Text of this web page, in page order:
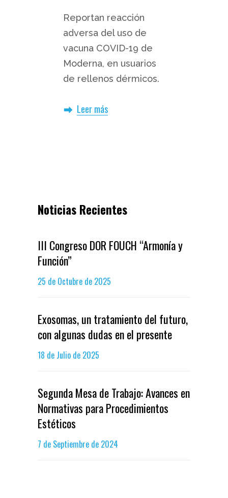
Reportan reacción
adversa del uso de
vacuna COVID-19 de
Moderna, en usuarios
de rellenos dérmicos.
Leer más
Noticias Recientes
III Congreso DOR FOUCH “Armonía y
Función”
25 de Octubre de 2025
Exosomas, un tratamiento del futuro,
con algunas dudas en el presente
18 de Julio de 2025
Segunda Mesa de Trabajo: Avances en
Normativas para Procedimientos
Estéticos
7 de Septiembre de 2024